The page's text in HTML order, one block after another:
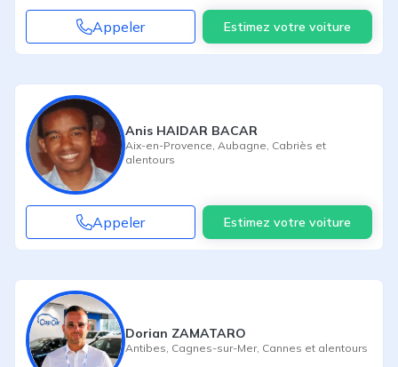
Appeler Estimez votre voiture
Anis HAIDAR BACAR
Aix-en-Provence Aubagne Cabriès et
alentours
Appeler Estimez votre voiture
Dorian ZAMATARO
Antibes Cagnes-sur-Mer, Cannes et alentours